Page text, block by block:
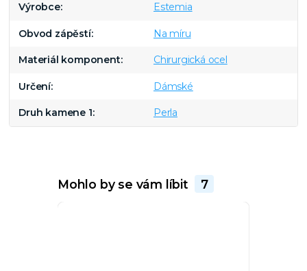
Výrobce Estemia
Obvod zápěstí Na míru
Materiál komponent Chirurgická ocel
Určení Dámské
Druh kamene 1 Perla
Mohlo by se vám líbit 7